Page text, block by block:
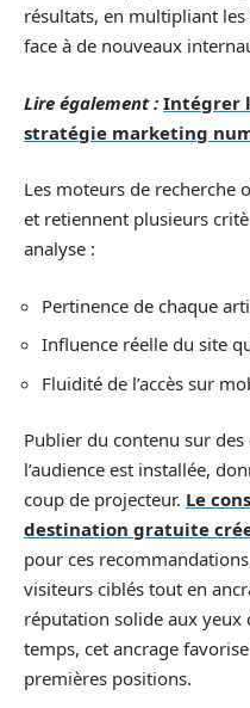
résultats, en multipliant
face à de nouveaux
Lire également : Intégrer
stratégie marketing
Les moteurs de recherche
et retiennent plusieurs
analyse :
Pertinence de chaque
Influence réelle du site
Fluidité de l’accès sur
Publier du contenu sur des
l’audience est installée,
coup de projecteur. Le
destination gratuite
pour ces
visiteurs ciblés tout en
réputation solide aux
temps, cet ancrage
premières positions.